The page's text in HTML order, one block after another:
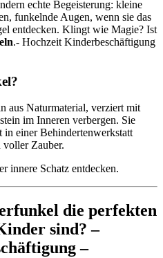
echte Begeisterung: kleine
funkelnde Augen, wenn sie das
entdecken. Klingt wie Magie? Ist
.- Hochzeit Kinderbeschäftigung
aus Naturmaterial, verziert mit
im Inneren verbergen. Sie
einer Behindertenwerkstatt
voller Zauber.
innere Schatz entdecken.
die perfekten
sind? –
–